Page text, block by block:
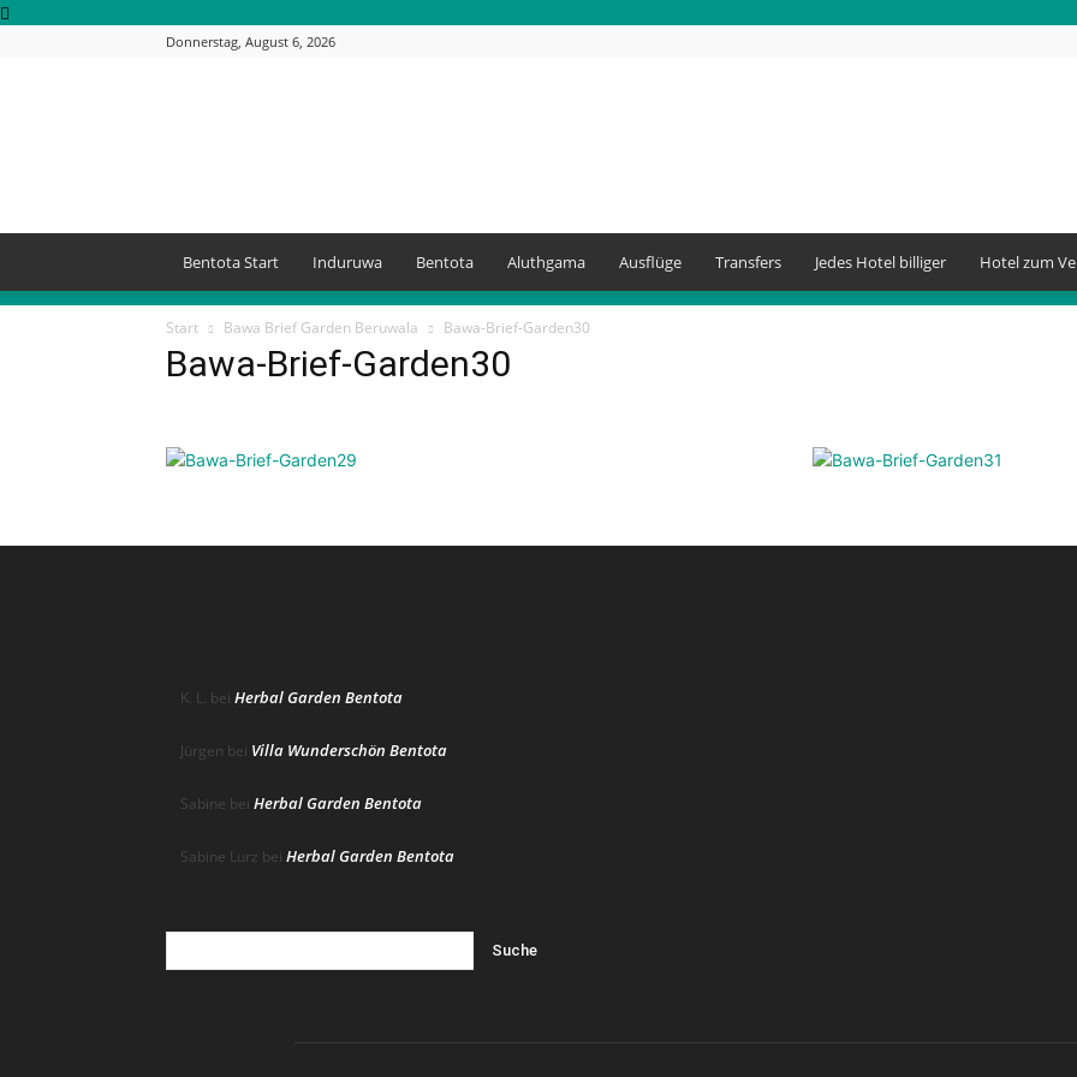
Donnerstag, August 6, 2026
Bentota Start Induruwa Bentota Aluthgama Ausflüge Transfers Jedes Hotel billiger Hotel zum
Start Bawa Brief Garden Beruwala Bawa-Brief-Garden30
Bawa-Brief-Garden30
K. L. bei Herbal Garden Bentota
Jürgen bei Villa Wunderschön Bentota
Sabine bei Herbal Garden Bentota
Sabine Lurz bei Herbal Garden Bentota